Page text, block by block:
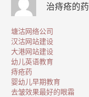
治痔疮的药
塘沽网络公司
汉沽网站建设
大港网站建设
幼儿英语教育
痔疮药
婴幼儿早期教育
去皱效果最好的眼霜